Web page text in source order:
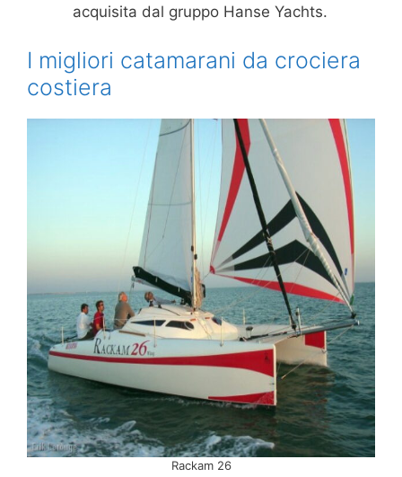
acquisita dal gruppo Hanse Yachts.
I migliori catamarani da crociera
costiera
Rackam 26